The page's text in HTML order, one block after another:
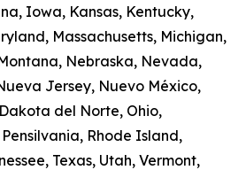
Iowa, Kansas, Kentucky,
Massachusetts, Michigan,
Nebraska, Nevada,
Jersey, Nuevo México,
del Norte, Ohio,
Rhode Island,
Texas, Utah, Vermont,